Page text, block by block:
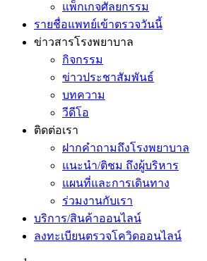
แพ็กเกจศัลยกรรม
รายชื่อแพทย์เข้าตรวจวันนี้
ข่าวสารโรงพยาบาล
กิจกรรม
ข่าวประชาสัมพันธ์
บทความ
วีดีโอ
ติดต่อเรา
ฝากคำถามถึงโรงพยาบาล
แนะนำ/ติชม ถึงผู้บริหาร
แผนที่และการเดินทาง
ร่วมงานกับเรา
บริการ/สินค้าออนไลน์
ลงทะเบียนตรวจโควิดออนไลน์